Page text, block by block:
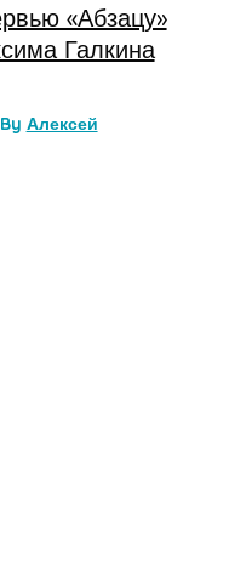
«Абзацу»
Галкина
Алексей